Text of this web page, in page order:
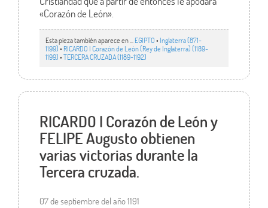
«Corazón de León».
Esta pieza también aparece en ... EGIPTO• Inglaterra (871-
1199)• RICARDO I Corazón de León (Rey de Inglaterra) (1189-
1199)•TERCERA CRUZADA (1189-1192)
RICARDO I Corazón de León y
FELIPE Augusto obtienen
varias victorias durante la
Tercera cruzada.
07 de septiembre del año 1191